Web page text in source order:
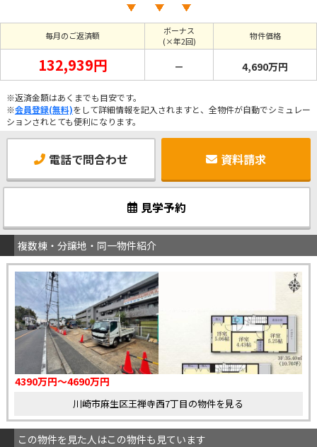
毎月のご返済額
ボーナス
(×年2回)
物件価格
132,939円 － 4,690万円
※返済金額はあくまでも目安です。
※会員登録(無料)をして詳細情報を記入されますと、全物件が自動でシミュレー
ションされとても便利になります。
電話で問合わせ 資料請求
見学予約
複数棟・分譲地・同一物件紹介
4390万円～4690万円
川崎市麻生区王禅寺西7丁目の物件を見る
この物件を見た人はこの物件も見ています